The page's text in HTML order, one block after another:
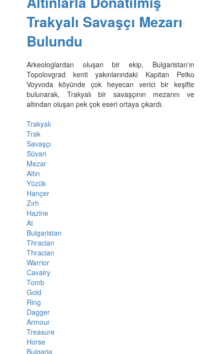
Trakyalı Savaşçı Mezarı
Bulundu
Arkeologlardan oluşan bir ekip, Bulgaristan'ın
Topolovgrad kenti yakınlarındaki Kapitan Petko
Voyvoda köyünde çok heyecan verici bir keşifte
bulunarak, Trakyalı bir savaşçının mezarını ve
altından oluşan pek çok eseri ortaya çıkardı.
Trakyalı
Trak
Savaşçı
Süvari
Mezar
Altın
Yüzük
Hançer
Zırh
Hazine
At
Bulgaristan
Thracian
Thracian
Warrior
Cavalry
Tomb
Gold
Ring
Dagger
Armour
Treasure
Horse
Bulgaria